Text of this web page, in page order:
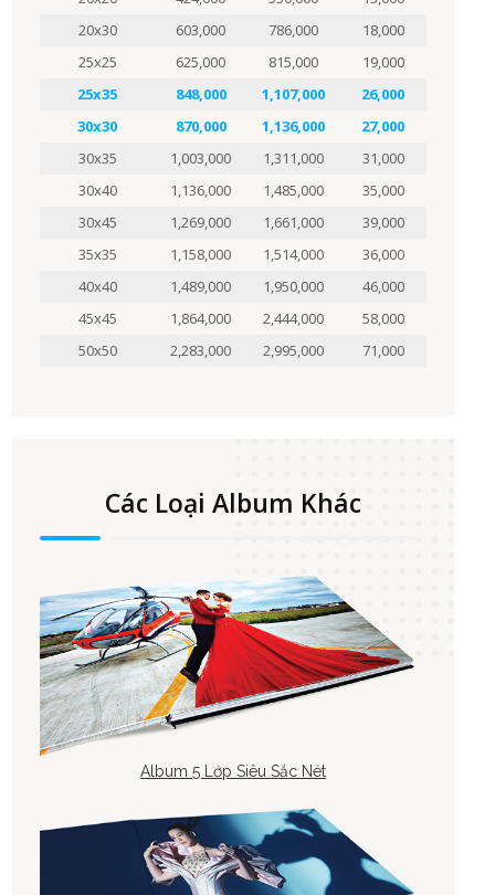
20x30
603,000 786,000
18,000
25x25
625,000 815,000
19,000
25x35
848,000 1,107,000
26,000
30x30
870,000 1,136,000
27,000
30x35
1,003,000 1,311,000
31,000
30x40
1,136,000 1,485,000
35,000
30x45
1,269,000 1,661,000
39,000
35x35
1,158,000 1,514,000
36,000
40x40
1,489,000 1,950,000
46,000
45x45
1,864,000 2,444,000
58,000
50x50
2,283,000 2,995,000 71,000
Các Loại Album Khác
Album 5 Lớp Siêu Sắc Nét